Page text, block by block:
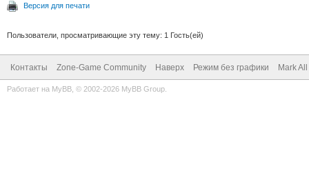
Версия для печати
Пользователи, просматривающие эту тему: 1 Гость(ей)
Контакты Zone-Game Community Наверх Режим без графики Mark
Работает на MyBB , © 2002-2026 MyBB Group